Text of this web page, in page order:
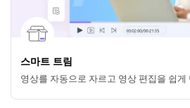
스마트 트림
영상를 자동으로 자르고 영상 편집을 쉽게